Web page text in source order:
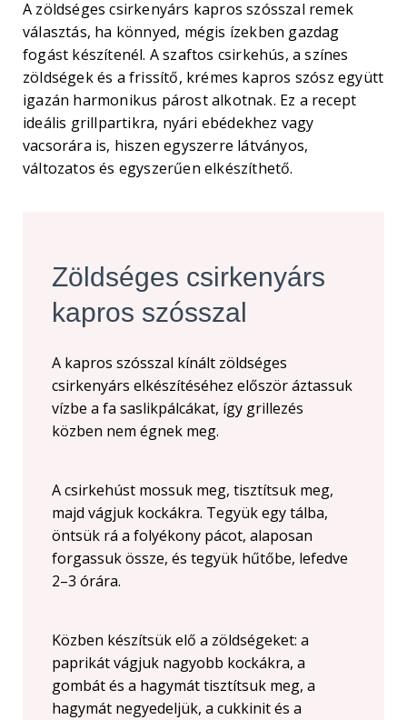
A zöldséges csirkenyárs kapros szósszal remek
választás, ha könnyed, mégis ízekben gazdag
fogást készítenél. A szaftos csirkehús, a színes
zöldségek és a frissítő, krémes kapros szósz együtt
igazán harmonikus párost alkotnak. Ez a recept
ideális grillpartikra, nyári ebédekhez vagy
vacsorára is, hiszen egyszerre látványos,
változatos és egyszerűen elkészíthető.
Zöldséges csirkenyárs
kapros szósszal
A kapros szósszal kínált zöldséges
csirkenyárs elkészítéséhez először áztassuk
vízbe a fa saslikpálcákat, így grillezés
közben nem égnek meg.
A csirkehúst mossuk meg, tisztítsuk meg,
majd vágjuk kockákra. Tegyük egy tálba,
öntsük rá a folyékony pácot, alaposan
forgassuk össze, és tegyük hűtőbe, lefedve
2–3 órára.
Közben készítsük elő a zöldségeket: a
paprikát vágjuk nagyobb kockákra, a
gombát és a hagymát tisztítsuk meg, a
hagymát negyedeljük, a cukkinit és a